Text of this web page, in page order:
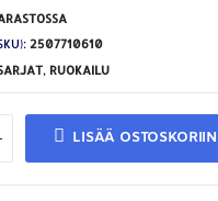
2507710610
, RUOKAILU
LISÄÄ OSTOSKORIIN